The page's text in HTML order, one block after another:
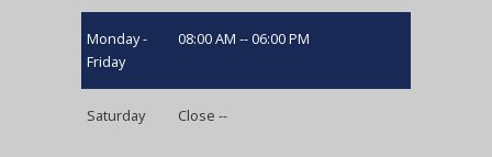
Monday -
Friday
08:00 AM -- 06:00 PM
Saturday Close --